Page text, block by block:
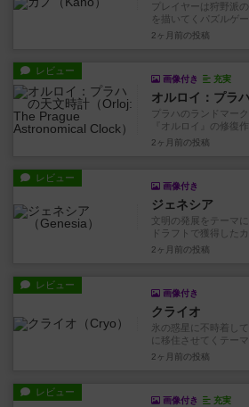
プレイヤーは狩野派
を描いてくパズルゲ
2ヶ月前 の投稿
レビュー
画像付き 充実
オルロイ：プラ
プラハのランドマー
『オルロイ』の修復
2ヶ月前 の投稿
レビュー
画像付き
ジェネシア
文明の発展をテーマ
ドラフトで獲得した
2ヶ月前 の投稿
レビュー
画像付き
クライオ
氷の惑星に不時着し
に移住させてくテー
2ヶ月前 の投稿
レビュー
画像付き 充実